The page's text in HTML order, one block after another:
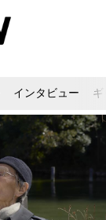
インタビュー